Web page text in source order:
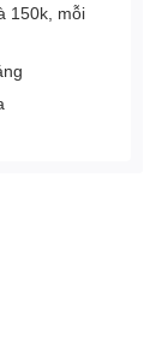
150k, mỗi